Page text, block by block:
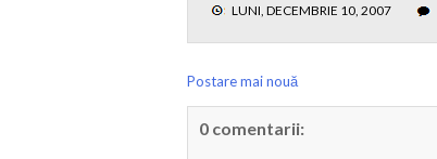
LUNI, DECEMBRIE 10, 2007
Postare mai nouă
0 comentarii: